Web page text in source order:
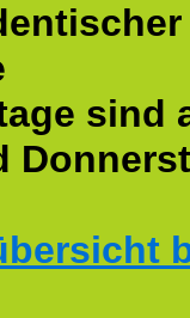
sind